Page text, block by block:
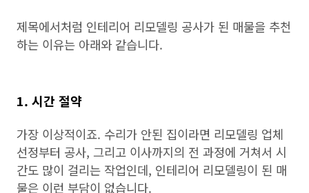
제목에서처럼 인테리어 리모델링 공사가 된 매물을 추천
하는 이유는 아래와 같습니다.
1. 시간 절약
가장 이상적이죠. 수리가 안된 집이라면 리모델링 업체
선정부터 공사, 그리고 이사까지의 전 과정에 거쳐서 시
간도 많이 걸리는 작업인데, 인테리어 리모델링이 된 매
물은 이런 부담이 없습니다.